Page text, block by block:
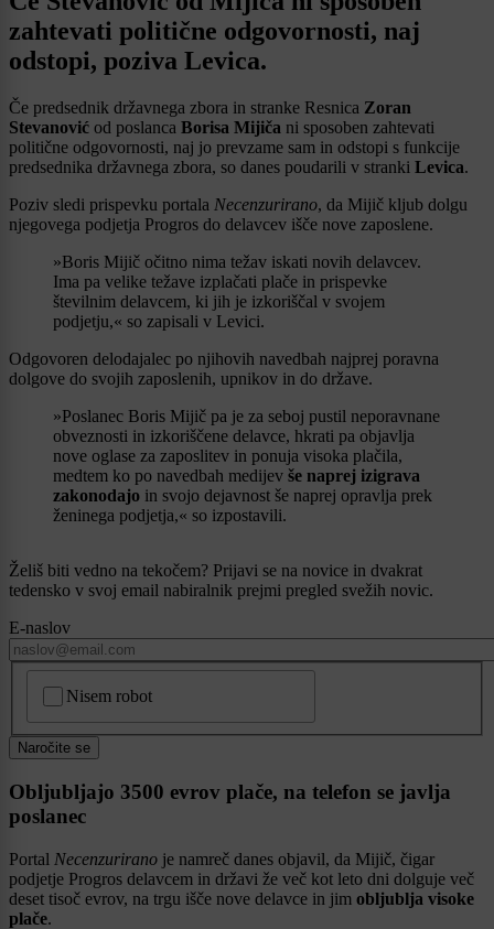
zahtevati politične odgovornosti, naj
odstopi, poziva Levica.
Če predsednik državnega zbora in stranke Resnica Zoran
Stevanović od poslanca Borisa Mijiča ni sposoben zahtevati
politične odgovornosti, naj jo prevzame sam in odstopi s funkcije
predsednika državnega zbora, so danes poudarili v stranki Levica.
Poziv sledi prispevku portala Necenzurirano, da Mijič kljub dolgu
njegovega podjetja Progros do delavcev išče nove zaposlene.
»Boris Mijič očitno nima težav iskati novih delavcev.
Ima pa velike težave izplačati plače in prispevke
številnim delavcem, ki jih je izkoriščal v svojem
podjetju,« so zapisali v Levici.
Odgovoren delodajalec po njihovih navedbah najprej poravna
dolgove do svojih zaposlenih, upnikov in do države.
»Poslanec Boris Mijič pa je za seboj pustil neporavnane
obveznosti in izkoriščene delavce, hkrati pa objavlja
nove oglase za zaposlitev in ponuja visoka plačila,
medtem ko po navedbah medijev še naprej izigrava
zakonodajo in svojo dejavnost še naprej opravlja prek
ženinega podjetja,« so izpostavili.
Želiš biti vedno na tekočem? Prijavi se na novice in dvakrat
tedensko v svoj email nabiralnik prejmi pregled svežih novic.
E-naslov
Nisem robot
Naročite se
Obljubljajo 3500 evrov plače, na telefon se javlja
poslanec
Portal Necenzurirano je namreč danes objavil, da Mijič, čigar
podjetje Progros delavcem in državi že več kot leto dni dolguje več
deset tisoč evrov, na trgu išče nove delavce in jim obljublja visoke
plače.